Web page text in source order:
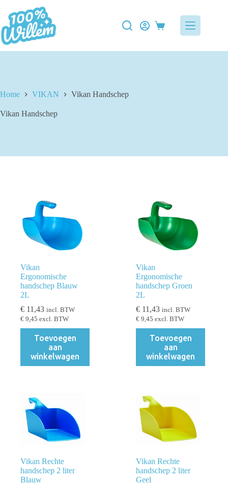
naar
inhoud
Winkelwagen
Home VIKAN Vikan Handschep
Vikan Handschep
Vikan
Ergonomische
handschep Blauw
2L
€ 11,43 incl. BTW
€ 9,45 excl. BTW
Toevoegen
aan
winkelwagen
Vikan
Ergonomische
handschep Groen
2L
€ 11,43 incl. BTW
€ 9,45 excl. BTW
Toevoegen
aan
winkelwagen
Vikan Rechte
handschep 2 liter
Blauw
Vikan Rechte
handschep 2 liter
Geel